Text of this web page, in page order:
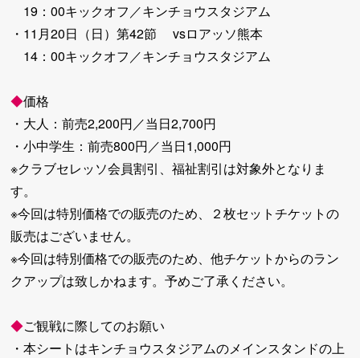
19：00キックオフ／キンチョウスタジアム
・11月20日（日）第42節 vsロアッソ熊本
14：00キックオフ／キンチョウスタジアム
◆価格
・大人：前売2,200円／当日2,700円
・小中学生：前売800円／当日1,000円
※クラブセレッソ会員割引、福祉割引は対象外となりま
す。
※今回は特別価格での販売のため、２枚セットチケットの
販売はございません。
※今回は特別価格での販売のため、他チケットからのラン
クアップは致しかねます。予めご了承ください。
◆ご観戦に際してのお願い
・本シートはキンチョウスタジアムのメインスタンドの上